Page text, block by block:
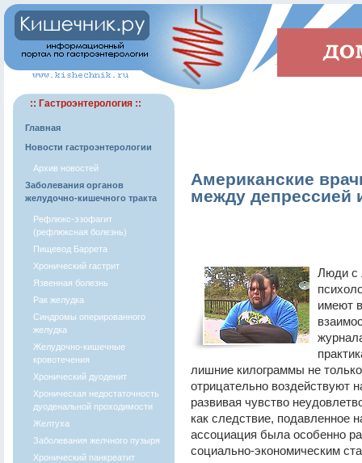
:: Гастроэнтерология ::
Главная
Новости гастроэнтерологии
Архив новостей
Заболевания органов
желудочно-кишечного тракта
Рефлюкс-эзофагит
(рефлюксная болезнь)
Пищевод Баррета
Хронический гастрит
Язвенная болезнь
Рак желудка
Синдромы оперированного
желудка
Желудочно-кишечные
кровотечения
Хронический дуоденит
Хроническая недостаточность
дуоденальной проходимости
Желтуха
Заболевания желчного пузыря
Хронический панкреатит
Американские
между депрессией
Люди с
имеют
лишние килограммы не
отрицательно воздействуют
развивая чувство
как следствие, подавленное
ассоциация была особенно
социально-экономическим